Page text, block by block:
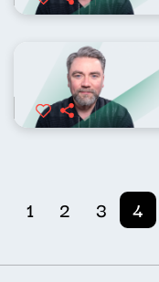
1 2 3 4